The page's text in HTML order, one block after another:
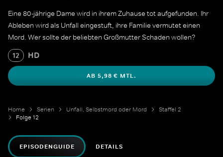
Eine 80-jährige Dame wird in ihrem Zuhause tot aufgefunden. Ihr
Ableben wird als Unfall eingestuft, ihre Familie vermutet einen
Mord. Wer sollte der beliebten Großmutter Schaden wollen?
12 HD
AB 5,98 € MTL.
Home Serien Unfall, Selbstmord oder Mord
Staffel 2
Folge 12
EPISODENGUIDE DETAILS